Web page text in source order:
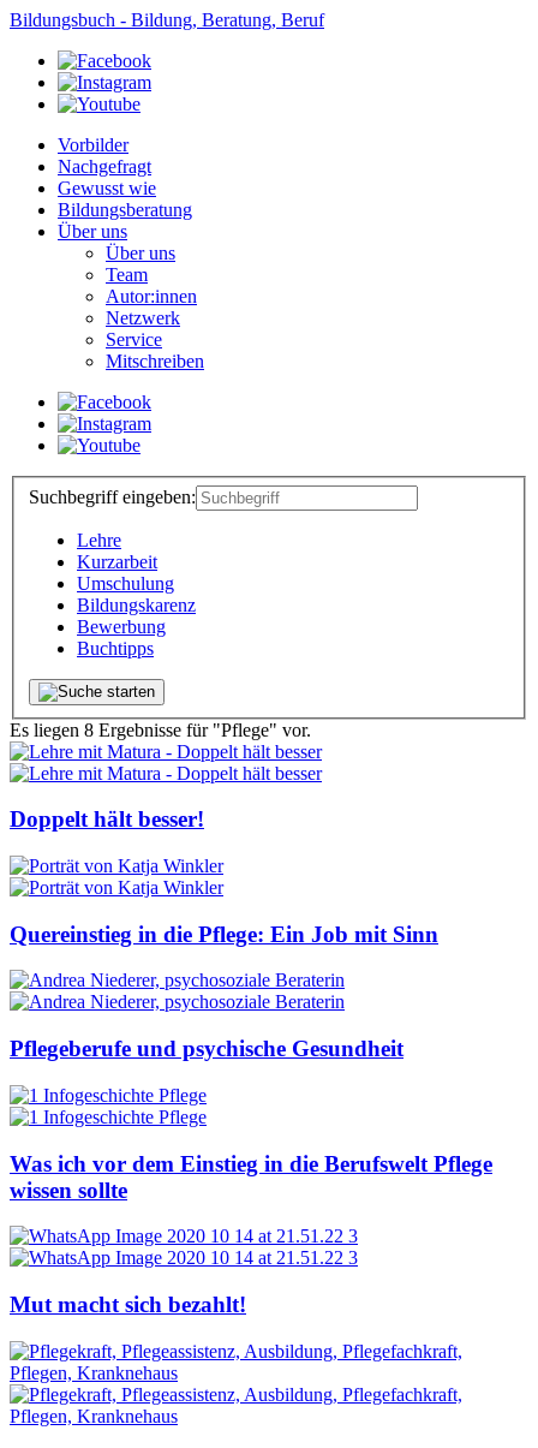
Bildungsbuch - Bildung, Beratung, Beruf
Vorbilder
Nachgefragt
Gewusst wie
Bildungsberatung
Über uns
Über uns
Team
Autor:innen
Netzwerk
Service
Mitschreiben
Suchbegriff eingeben:
Lehre
Kurzarbeit
Umschulung
Bildungskarenz
Bewerbung
Buchtipps
Es liegen 8 Ergebnisse für "Pflege" vor.
Doppelt hält besser!
Quereinstieg in die Pflege: Ein Job mit Sinn
Pflegeberufe und psychische Gesundheit
Was ich vor dem Einstieg in die Berufswelt Pflege
wissen sollte
Mut macht sich bezahlt!